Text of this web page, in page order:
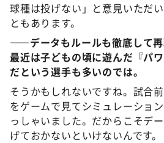
球種は投げない」と意見いただ
ともあります。
――データもルールも徹底して再
最近は子どもの頃に遊んだ『パ
だという選手も多いのでは。
そうかもしれないですね。試合
をゲームで見てシミュレーショ
っしゃいました。だからこそデ
げておかないといけないんです。